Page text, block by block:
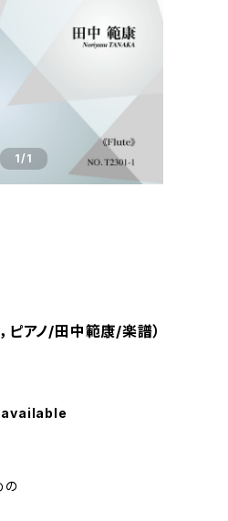
1/1
ピアノ/田中範康/楽譜）
の